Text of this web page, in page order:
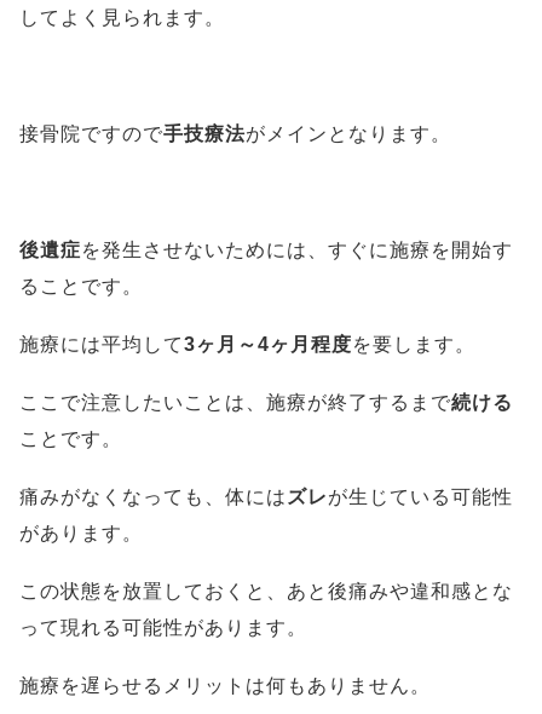
してよく見られます。
接骨院ですので手技療法がメインとなります。
後遺症を発生させないためには、すぐに施療を開始す
ることです。
施療には平均して3ヶ月～4ヶ月程度を要します。
ここで注意したいことは、施療が終了するまで続ける
ことです。
痛みがなくなっても、体には ズレが生じている可能性
があります。
この状態を放置しておくと、あと後痛みや違和感とな
って現れる可能性があります。
施療を遅らせるメリットは何もありません。